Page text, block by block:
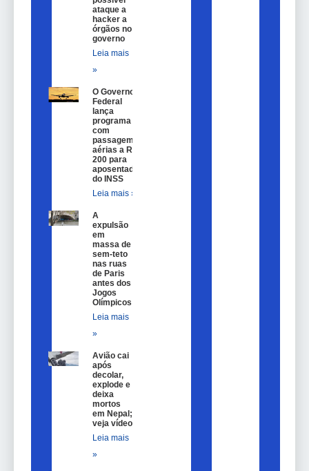
ataque a
hacker a
órgãos no
governo
Leia mais
»
O Governo
Federal
lança
programa
com
passagem
aérias a R$
200 para
aposentados
do INSS
Leia mais »
A
expulsão
em
massa de
sem-teto
nas ruas
de Paris
antes dos
Jogos
Olímpicos
Leia mais
»
Avião cai
após
decolar,
explode e
deixa
mortos
em Nepal;
veja vídeo
Leia mais
»